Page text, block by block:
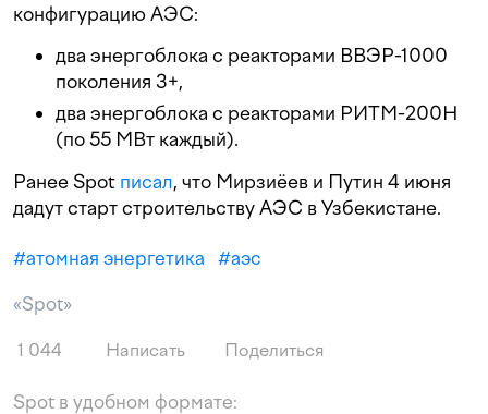
конфигурацию АЭС:
два энергоблока с реакторами ВВЭР-1000
поколения 3+,
два энергоблока с реакторами РИТМ-200Н
(по 55 МВт каждый).
Ранее Spot писал, что Мирзиёев и Путин 4 июня
дадут старт строительству АЭС в Узбекистане.
#атомная энергетика #аэс
«Spot»
1 044 Написать Поделиться
Spot в удобном формате: